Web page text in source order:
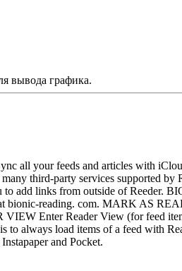
вывода графика.
all your feeds and articles with
third-party services supported by
to add links from outside of Reeder.
bionic-reading. com. MARK AS
Enter Reader View (for feed
to always load items of a feed with
and Pocket.